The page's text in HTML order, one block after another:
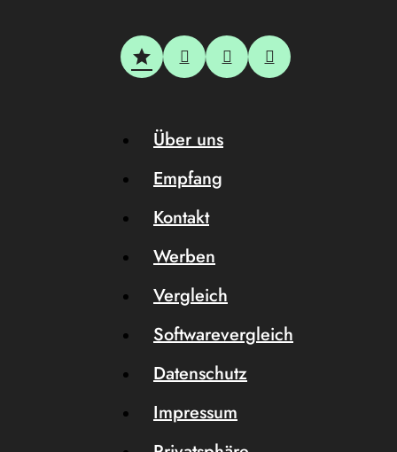
Über uns
Empfang
Kontakt
Werben
Vergleich
Softwarevergleich
Datenschutz
Impressum